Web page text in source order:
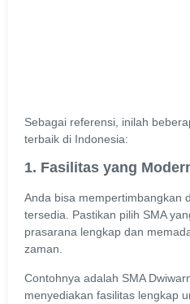
Sebagai referensi, inilah
terbaik di Indonesia:
1. Fasilitas yang
Anda bisa mempertimbangkan
tersedia. Pastikan pilih SMA
prasarana lengkap dan
zaman.
Contohnya adalah SMA
menyediakan fasilitas lengkap